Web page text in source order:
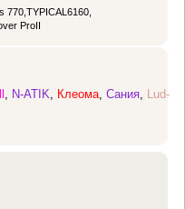
ProII
, N-ATIK, Клеома,Сания, Lud-